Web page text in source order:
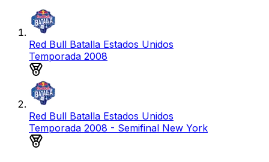
Red Bull Batalla Estados Unidos
Temporada 2008
Red Bull Batalla Estados Unidos
Temporada 2008 - Semifinal New York